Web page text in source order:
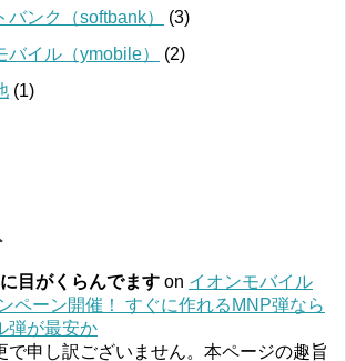
バンク（softbank）
(3)
バイル（ymobile）
(2)
(1)
目がくらんでます on イオンモバイル
ペーン開催！ すぐに作れるMNP弾なら
弾が最安か
で申し訳ございません。本ページの趣旨